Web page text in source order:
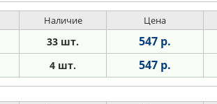
Наличие Цена
33 шт. 547 р.
4 шт. 547 р.